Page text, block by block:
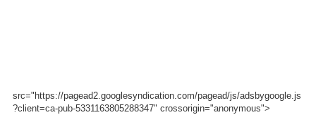
src="https://pagead2.googlesyndication.com/pagead/js/adsbygoogle.js
?client=ca-pub-5331163805288347" crossorigin="anonymous">